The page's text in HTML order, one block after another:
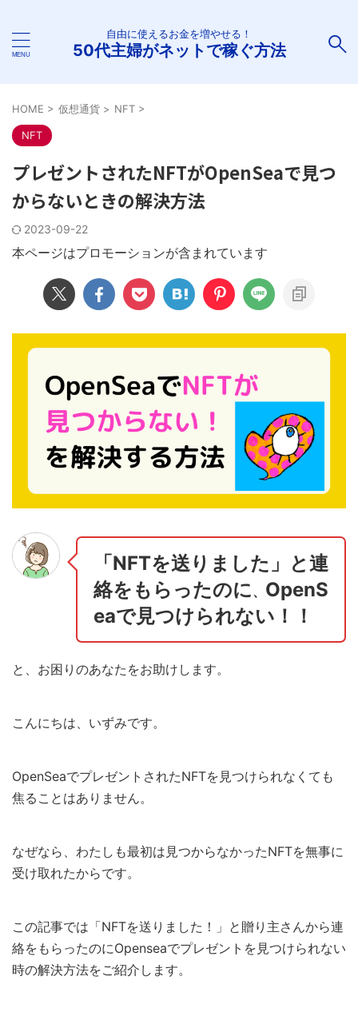
自由に使えるお金を増やせる！
50代主婦がネットで稼ぐ方法
HOME > 仮想通貨 > NFT >
NFT
プレゼントされたNFTがOpenSeaで見つ
からないときの解決方法
2023-09-22
本ページはプロモーションが含まれています
「NFTを送りました」と連
絡をもらったのに、 OpenS
eaで見つけられない！！
と、お困りのあなたをお助けします。
こんにちは、いずみです。
OpenSeaでプレゼントされたNFTを見つけられなくても
焦ることはありません。
なぜなら、わたしも最初は見つからなかったNFTを無事に
受け取れたからです。
この記事では「NFTを送りました！」と贈り主さんから連
絡をもらったのにOpenseaでプレゼントを見つけられない
時の解決方法をご紹介します。